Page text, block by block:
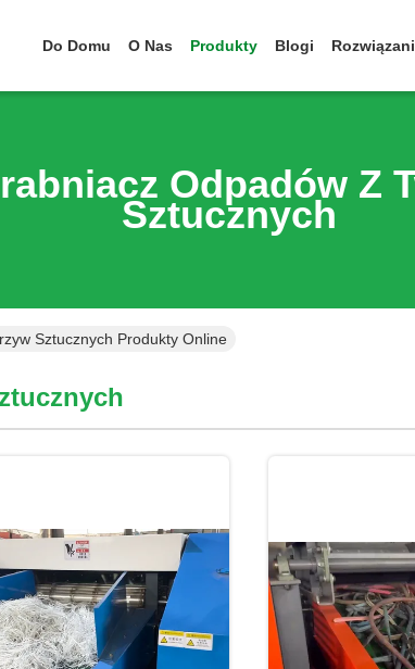
Do Domu O Nas Produkty Blogi
Odpadów Z
Sztucznych
Sztucznych Produkty Online